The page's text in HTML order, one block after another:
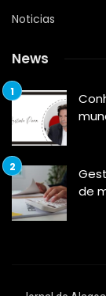
Noticias
News
de